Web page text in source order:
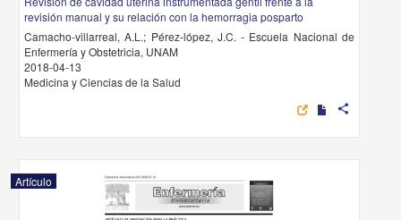
revisión manual y su relación con la hemorragia posparto
Camacho-villarreal, A.L.; Pérez-lópez, J.C. - Escuela Nacional de
Enfermería y Obstetricia, UNAM
2018-04-13
Medicina y Ciencias de la Salud
share
Artículo